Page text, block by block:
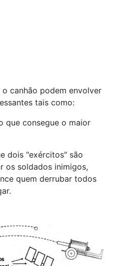
canhão podem envolver
tais como:
que consegue o maior
dois "exércitos" são
os soldados inimigos,
quem derrubar todos